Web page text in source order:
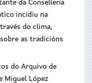
da Consellería
incidiu na
do clima,
as tradicións
do Arquivo de
Miguel López